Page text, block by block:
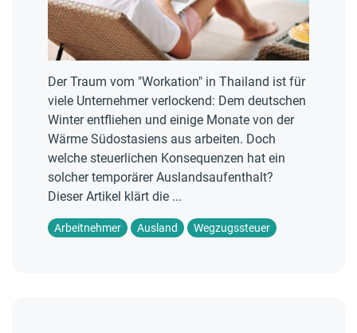
Der Traum vom "Workation" in Thailand ist für
viele Unternehmer verlockend: Dem deutschen
Winter entfliehen und einige Monate von der
Wärme Südostasiens aus arbeiten. Doch
welche steuerlichen Konsequenzen hat ein
solcher temporärer Auslandsaufenthalt?
Dieser Artikel klärt die ...
Arbeitnehmer Ausland Wegzugssteuer